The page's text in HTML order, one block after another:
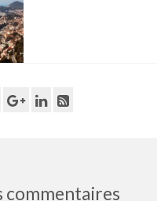
commentaires